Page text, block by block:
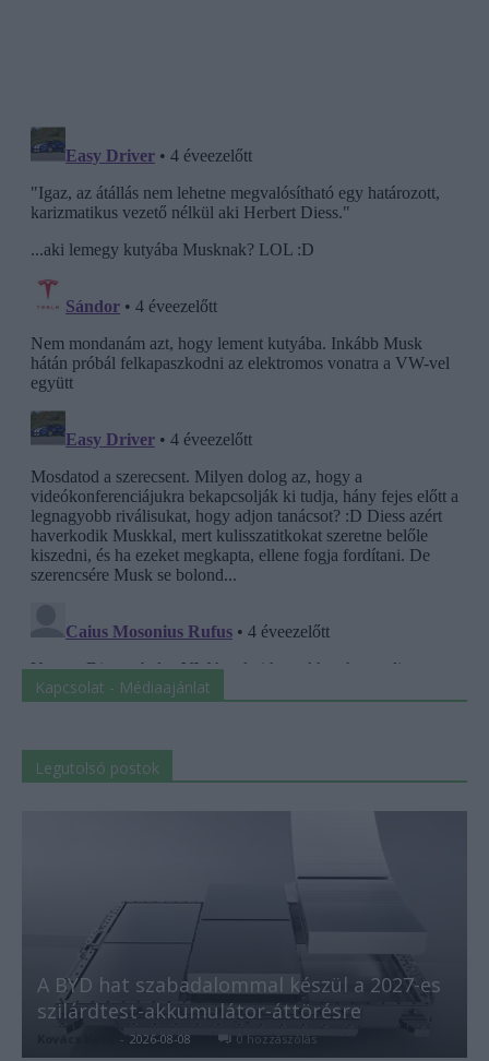
Kapcsolat - Médiaajánlat
Legutolsó postok
A BYD hat szabadalommal készül a 2027-es
szilárdtest-akkumulátor-áttörésre
- 2026-08-08 0 hozzászólás